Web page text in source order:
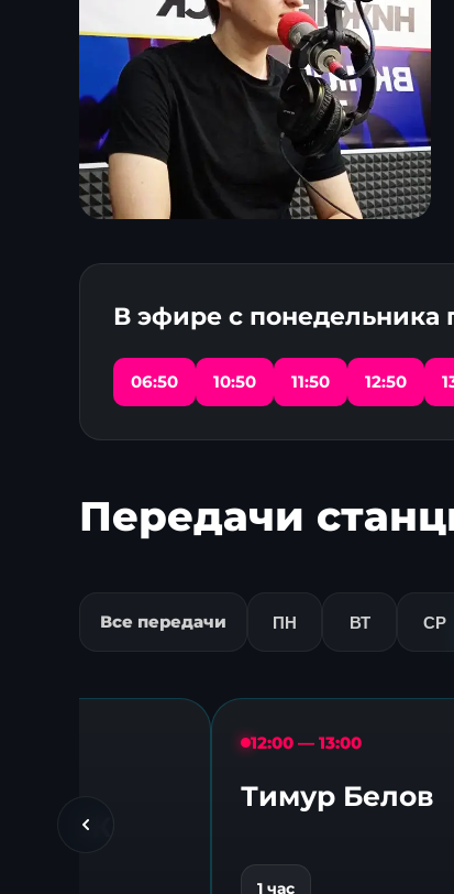
В эфире с понедельника
06:50 10:50 11:50 12:50
Передачи
Все передачи ПН ВТ СР
12:00 — 13:00
Тимур Белов
1 час